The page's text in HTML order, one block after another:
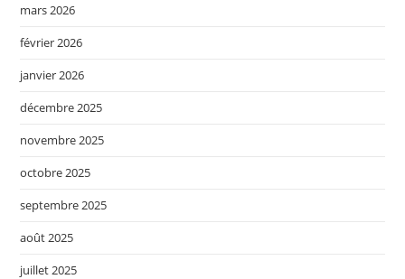
mars 2026
février 2026
janvier 2026
décembre 2025
novembre 2025
octobre 2025
septembre 2025
août 2025
juillet 2025